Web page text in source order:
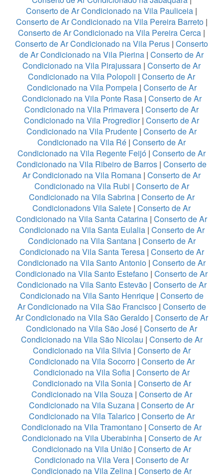
Conserto de Ar Condicionado na Vila Pauliceia |
Conserto de Ar Condicionado na Vila Pereira Barreto|
Conserto de Ar Condicionado na Vila Pereira Cerca |
Conserto de Ar Condicionado na Vila Perus | Conserto
de Ar Condicionado na Vila Pierina | Conserto de Ar
Condicionado na Vila Pirajussara | Conserto de Ar
Condicionado na Vila Polopoli | Conserto de Ar
Condicionado na Vila Pompeia| Conserto de Ar
Condicionado na Vila Ponte Rasa| Conserto de Ar
Condicionado na Vila Primavera | Conserto de Ar
Condicionado na Vila Progredior| Conserto de Ar
Condicionado na Vila Prudente | Conserto de Ar
Condicionado na Vila Ré | Conserto de Ar
Condicionado na Vila Regente Feijó | Conserto de Ar
Condicionado na Vila Ribeiro de Barros | Conserto de
Ar Condicionado na Vila Romana | Conserto de Ar
Condicionado na Vila Rubi | Conserto de Ar
Condicionado na Vila Sabrina| Conserto de Ar
Condicionadons Vila Salete | Conserto de Ar
Condicionado na Vila Santa Catarina | Conserto de Ar
Condicionado na Vila Santa Eulalia| Conserto de Ar
Condicionado na Vila Santana| Conserto de Ar
Condicionado na Vila Santa Teresa| Conserto de Ar
Condicionado na Vila Santo Antonio | Conserto de Ar
Condicionado na Vila Santo Estefano | Conserto de Ar
Condicionado na Vila Santo Estevão| Conserto de Ar
Condicionado na Vila Santo Henrique| Conserto de
Ar Condicionado na Vila São Francisco| Conserto de
Ar Condicionado na Vila São Geraldo| Conserto de Ar
Condicionado na Vila São José | Conserto de Ar
Condicionado na Vila São Nicolau | Conserto de Ar
Condicionado na Vila Silvia| Conserto de Ar
Condicionado na Vila Socorro| Conserto de Ar
Condicionado na Vila Sofia | Conserto de Ar
Condicionado na Vila Sonia| Conserto de Ar
Condicionado na Vila Souza| Conserto de Ar
Condicionado na Vila Suzana | Conserto de Ar
Condicionado na Vila Talarico| Conserto de Ar
Condicionado na Vila Tramontano | Conserto de Ar
Condicionado na Vila Uberabinha| Conserto de Ar
Condicionado na Vila União | Conserto de Ar
Condicionado na Vila Vera | Conserto de Ar
Condicionado na Vila Zelina | Conserto de Ar